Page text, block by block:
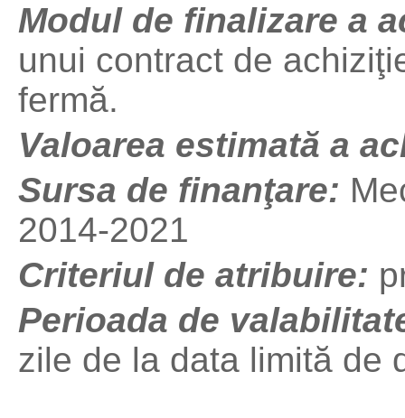
Modul de finalizare a
unui contract de
fermă.
Valoarea estimată a
Sursa de finanţare:
2014-2021
Criteriul de atribuire:
Perioada de
zile de la data limită de